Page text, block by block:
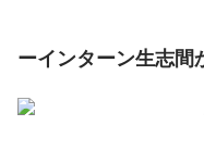
ーインターン生志間